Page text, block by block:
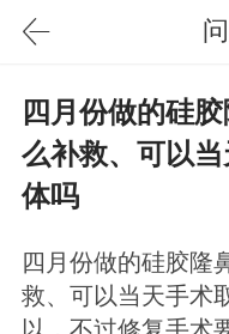
四月份做的硅
么补救、可以
体吗
四月份做的硅胶隆
救、可以当天手术